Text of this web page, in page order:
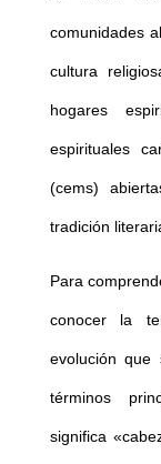
comunidades
cultura
hogares
espirituales
(cems)
tradición
Para
conocer la
evolución que
términos
significa